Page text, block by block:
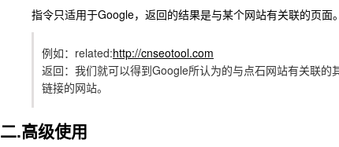
指令只适用于Google，返回的结果是与某个网站有关联的页面。
例如：related:http://cnseotool.com
返回：我们就可以得到Google所认为的与点石网站有关联
链接的网站。
二.高级使用